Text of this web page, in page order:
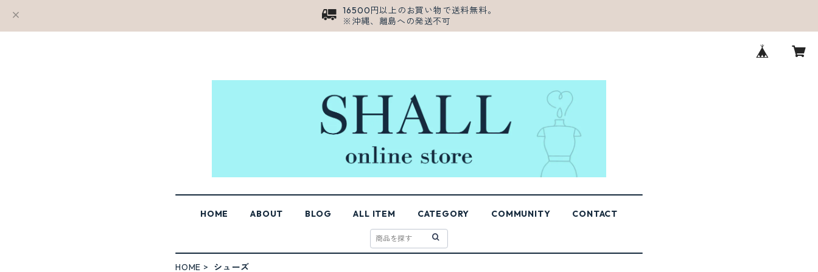
16500円以上のお買い物で送料無料。
※沖縄、離島への発送不可
HOME ABOUT BLOG ALL ITEM CATEGORY COMMUNITY CONTACT
HOME シューズ